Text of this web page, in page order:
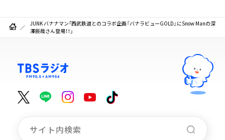
JUNK バナナマン「西武鉄道とのコラボ企画『バナラビューGOLD』にSnow Manの深
澤辰哉さん登場！！」